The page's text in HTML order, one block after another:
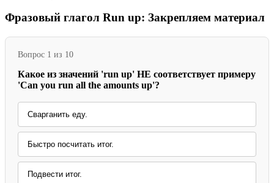
Фразовый глагол Run up: Закрепляем материал
Вопрос 1 из 10
Какое из значений 'run up' НЕ соответствует примеру
'Can you run all the amounts up'?
Сварганить еду.
Быстро посчитать итог.
Подвести итог.